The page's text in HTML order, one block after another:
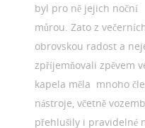
byl pro ně jejich noční
můrou. Zato z
obrovskou radost a
zpříjemňovali zpěvem
kapela měla mnoho
nástroje, včetně
přehlušily i pravidelné